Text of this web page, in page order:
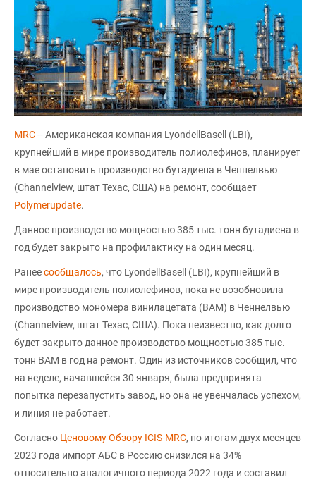
MRC-- Американская компания LyondellBasell (LBI),
крупнейший в мире производитель полиолефинов, планирует
в мае остановить производство бутадиена в Ченнелвью
(Channelview, штат Техас, США) на ремонт, сообщает
Polymerupdate.
Данное производство мощностью 385 тыс. тонн бутадиена в
год будет закрыто на профилактику на один месяц.
Ранеесообщалось, что LyondellBasell (LBI), крупнейший в
мире производитель полиолефинов, пока не возобновила
производство мономера винилацетата (ВАМ) в Ченнелвью
(Channelview, штат Техас, США). Пока неизвестно, как долго
будет закрыто данное производство мощностью 385 тыс.
тонн ВАМ в год на ремонт. Один из источников сообщил, что
на неделе, начавшейся 30 января, была предпринята
попытка перезапустить завод, но она не увенчалась успехом,
и линия не работает.
Согласно Ценовому Обзору ICIS-MRC, по итогам двух месяцев
2023 года импорт АБС в Россию снизился на 34%
относительно аналогичного периода 2022 года и составил